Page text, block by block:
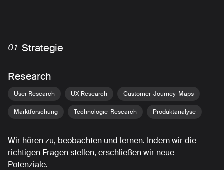
01 Strategie
Research
User Research UX Research Customer-Journey-Maps
Marktforschung Technologie-Research Produktanalyse
Wir hören zu, beobachten und lernen. Indem wir die
richtigen Fragen stellen, erschließen wir neue
Potenziale.